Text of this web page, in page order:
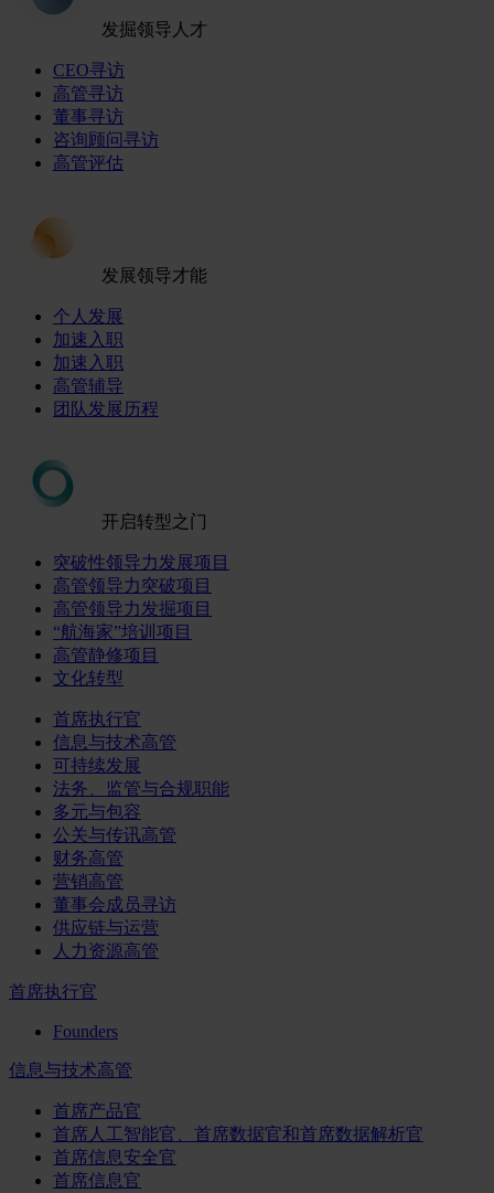
发掘领导人才
CEO寻访
高管寻访
董事寻访
咨询顾问寻访
高管评估
发展领导才能
个人发展
加速入职
加速入职
高管辅导
团队发展历程
开启转型之门
突破性领导力发展项目
高管领导力突破项目
高管领导力发掘项目
“航海家”培训项目
高管静修项目
文化转型
首席执行官
信息与技术高管
可持续发展
法务、监管与合规职能
多元与包容
公关与传讯高管
财务高管
营销高管
董事会成员寻访
供应链与运营
人力资源高管
首席执行官
Founders
信息与技术高管
首席产品官
首席人工智能官、首席数据官和首席数据解析官
首席信息安全官
首席信息官